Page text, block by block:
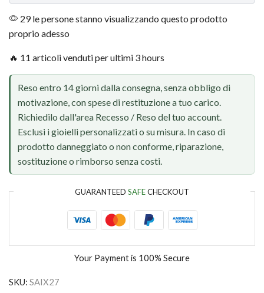
29 le persone stanno visualizzando questo prodotto
proprio adesso
🔥 11 articoli venduti per ultimi 3 hours
Reso entro 14 giorni dalla consegna, senza obbligo di
motivazione, con spese di restituzione a tuo carico.
Richiedilo dall'area Recesso / Reso del tuo account.
Esclusi i gioielli personalizzati o su misura. In caso di
prodotto danneggiato o non conforme, riparazione,
sostituzione o rimborso senza costi.
GUARANTEED SAFECHECKOUT
Your Payment is 100% Secure
SKU: SAIX27